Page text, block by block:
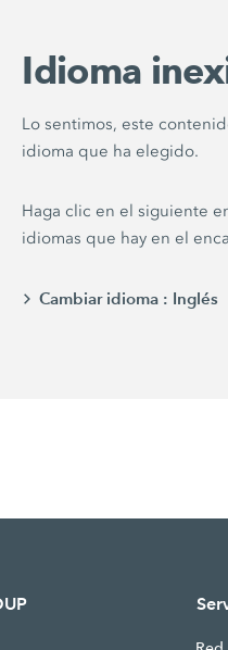
Idioma
Lo sentimos, este
idioma que ha elegido.
Haga clic en el siguiente
idiomas que hay en el
Cambiar idioma : Inglés